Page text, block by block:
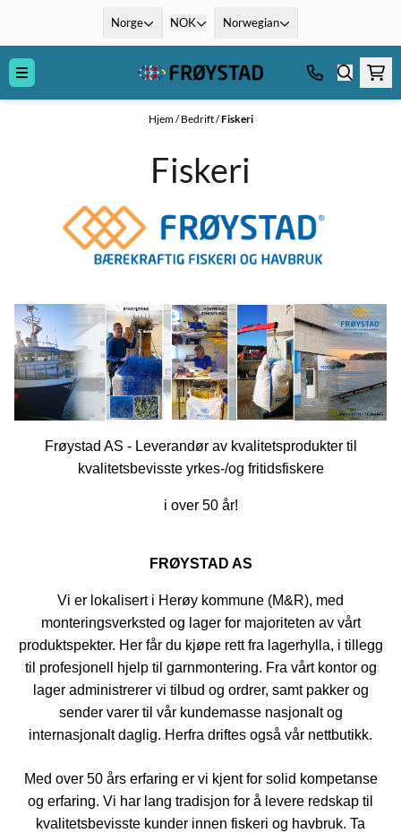
Norge NOK Norwegian
Hjem/Bedrift/Fiskeri
Fiskeri
Frøystad AS - Leverandør av kvalitetsprodukter til
kvalitetsbevisste yrkes-/og fritidsfiskere
i over 50 år!
FRØYSTAD AS
Vi er lokalisert i Herøy kommune (M&R), med
monteringsverksted og lager for majoriteten av vårt
produktspekter. Her får du kjøpe rett fra lagerhylla, i tillegg
til profesjonell hjelp til garnmontering. Fra vårt kontor og
lager administrerer vi tilbud og ordrer, samt pakker og
sender varer til vår kundemasse nasjonalt og
internasjonalt daglig. Herfra driftes også vår nettbutikk.
Med over 50 års erfaring er vi kjent for solid kompetanse
og erfaring. Vi har lang tradisjon for å levere redskap til
kvalitetsbevisste kunder innen fiskeri og havbruk. Ta